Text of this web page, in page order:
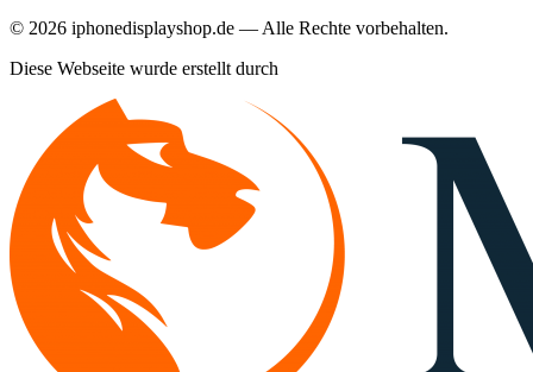
© 2026 iphonedisplayshop.de — Alle Rechte vorbehalten.
Diese Webseite wurde erstellt durch